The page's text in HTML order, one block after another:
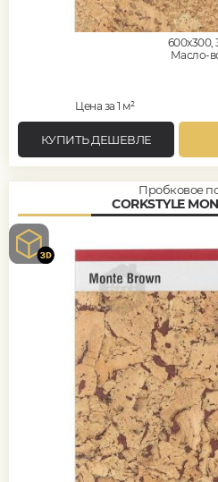
600x300,
Масло-
Цена за 1 м²
КУПИТЬ ДЕШЕВЛЕ
Пробковое
CORKSTYLE